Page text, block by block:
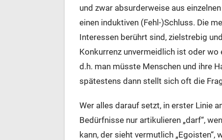
und zwar absurderweise aus
einen induktiven (Fehl-)Schluss. Die
Interessen berührt sind, zielstrebig
Konkurrenz unvermeidlich ist oder wo
d.h. man müsste Menschen und ihre
spätestens dann stellt sich oft die
Wer alles darauf setzt, in erster Linie
Bedürfnisse nur artikulieren „darf“,
kann, der sieht vermutlich